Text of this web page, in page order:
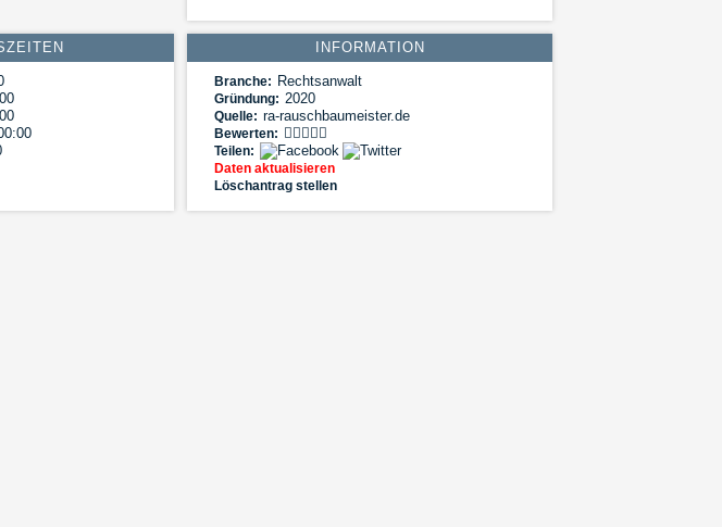
INFORMATION
Branche: Rechtsanwalt
Gründung: 2020
Quelle: ra-rauschbaumeister.de
Bewerten:
Teilen:
Daten aktualisieren
Löschantrag stellen